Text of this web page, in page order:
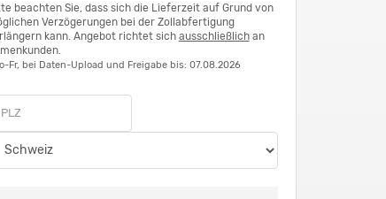
beachten Sie, dass sich die Lieferzeit auf Grund von
Verzögerungen bei der Zollabfertigung
kann. Angebot richtet sich ausschließlichan
Fr, bei Daten-Upload und Freigabe bis: 07.08.2026